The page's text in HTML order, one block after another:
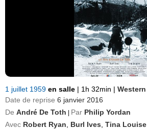
1 juillet 1959 en salle | 1h 32min | Western
Date de reprise 6 janvier 2016
De André De Toth Par Philip Yordan
Avec Robert Ryan Burl Ives Tina Louise